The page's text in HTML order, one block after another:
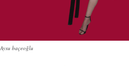
Aysu baçeoğlu